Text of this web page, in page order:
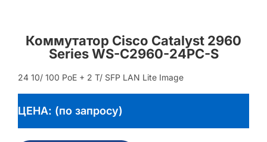
Коммутатор Cisco Catalyst 2960
Series WS-C2960-24PC-S
24 10/ 100 PoE + 2 T/ SFP LAN Lite Image
ЦЕНА: (по запросу)